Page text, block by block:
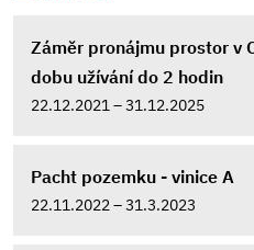
Záměr pronájmu prostor v
dobu užívání do 2 hodin
22.12.2021 – 31.12.2025
Pacht pozemku - vinice A
22.11.2022 – 31.3.2023